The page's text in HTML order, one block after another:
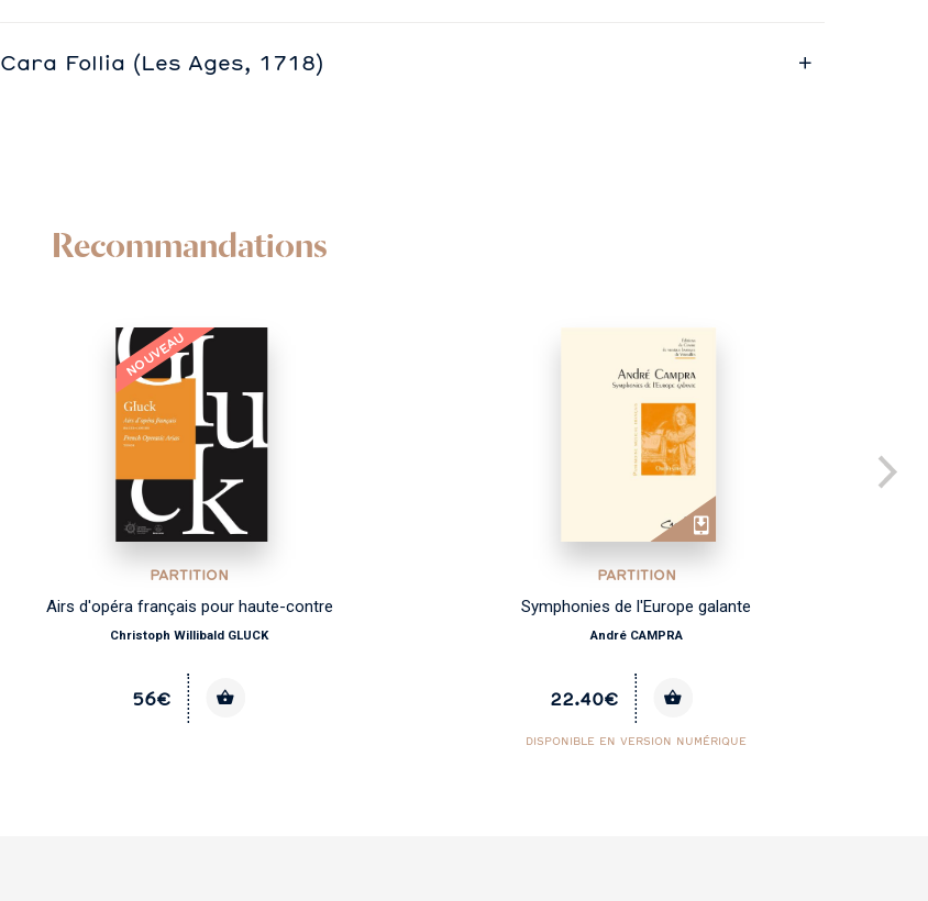
Cara Follia (Les Ages, 1718)
Recommandations
NOUVEAU
PARTITION
Airs d'opéra français pour haute-contre
Christoph Willibald GLUCK
56€
PARTITION
Symphonies de l'Europe galante
André CAMPRA
22.40€
DISPONIBLE EN VERSION NUMÉRIQUE